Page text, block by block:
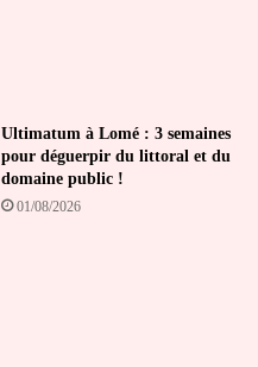
Ultimatum à Lomé : 3 semaines
pour déguerpir du littoral et du
domaine public !
01/08/2026